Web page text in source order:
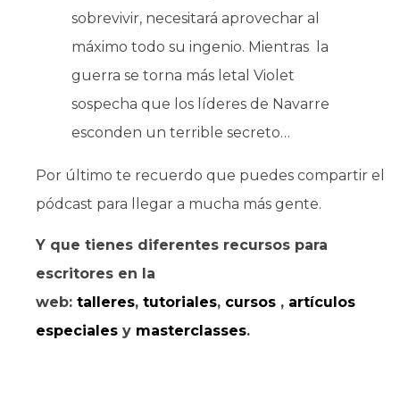
sobrevivir, necesitará aprovechar al
máximo todo su ingenio. Mientras la
guerra se torna más letal Violet
sospecha que los líderes de Navarre
esconden un terrible secreto…
Por último te recuerdo que puedes compartir el
pódcast para llegar a mucha más gente.
Y que tienes diferentes recursos para
escritores en la
web: talleres, tutoriales, cursos , artículos
especiales y masterclasses.